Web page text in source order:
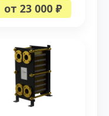
от 23 000 ₽